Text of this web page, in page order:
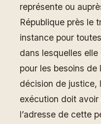
représente ou
République près le
instance pour
dans lesquelles
pour les besoins de
décision de justice,
exécution doit
l’adresse de cette